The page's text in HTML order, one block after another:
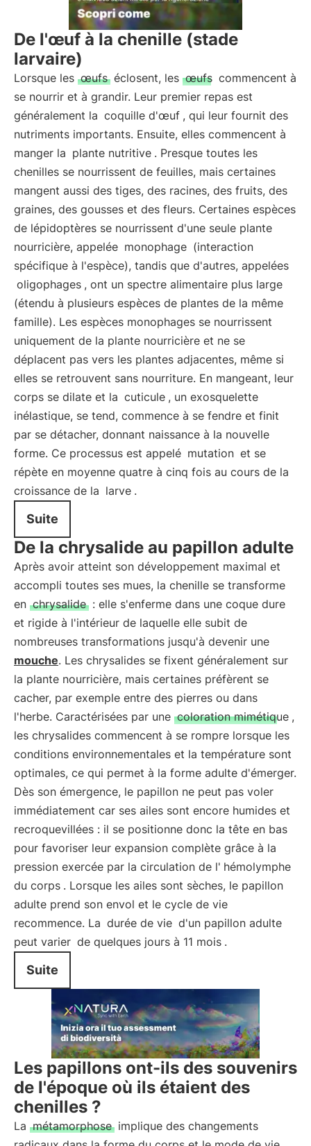
De l'œuf à la chenille (stade
larvaire)
Lorsque les œufs éclosent, les œufs commencent à
se nourrir et à grandir. Leur premier repas est
généralement la coquille d'œuf , qui leur fournit des
nutriments importants. Ensuite, elles commencent à
manger la plante nutritive . Presque toutes les
chenilles se nourrissent de feuilles, mais certaines
mangent aussi des tiges, des racines, des fruits, des
graines, des gousses et des fleurs. Certaines espèces
de lépidoptères se nourrissent d'une seule plante
nourricière, appelée monophage (interaction
spécifique à l'espèce), tandis que d'autres, appelées
oligophages , ont un spectre alimentaire plus large
(étendu à plusieurs espèces de plantes de la même
famille). Les espèces monophages se nourrissent
uniquement de la plante nourricière et ne se
déplacent pas vers les plantes adjacentes, même si
elles se retrouvent sans nourriture. En mangeant, leur
corps se dilate et la cuticule , un exosquelette
inélastique, se tend, commence à se fendre et finit
par se détacher, donnant naissance à la nouvelle
forme. Ce processus est appelé mutation et se
répète en moyenne quatre à cinq fois au cours de la
croissance de la larve .
Suite
De la chrysalide au papillon adulte
Après avoir atteint son développement maximal et
accompli toutes ses mues, la chenille se transforme
en chrysalide : elle s'enferme dans une coque dure
et rigide à l'intérieur de laquelle elle subit de
nombreuses transformations jusqu'à devenir une
mouche. Les chrysalides se fixent généralement sur
la plante nourricière, mais certaines préfèrent se
cacher, par exemple entre des pierres ou dans
l'herbe. Caractérisées par une coloration mimétique ,
les chrysalides commencent à se rompre lorsque les
conditions environnementales et la température sont
optimales, ce qui permet à la forme adulte d'émerger.
Dès son émergence, le papillon ne peut pas voler
immédiatement car ses ailes sont encore humides et
recroquevillées : il se positionne donc la tête en bas
pour favoriser leur expansion complète grâce à la
pression exercée par la circulation de l' hémolymphe
du corps . Lorsque les ailes sont sèches, le papillon
adulte prend son envol et le cycle de vie
recommence. La durée de vie d'un papillon adulte
peut varier de quelques jours à 11 mois .
Suite
Les papillons ont-ils des souvenirs
de l'époque où ils étaient des
chenilles ?
La métamorphose implique des changements